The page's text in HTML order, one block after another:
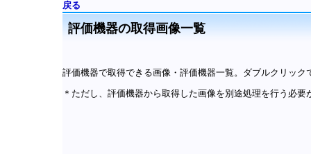
戻る
評価機器の取得画像一覧
評価機器で取得できる画像・評価機器一覧。ダブルクリック
＊ただし、評価機器から取得した画像を別途処理を行う必